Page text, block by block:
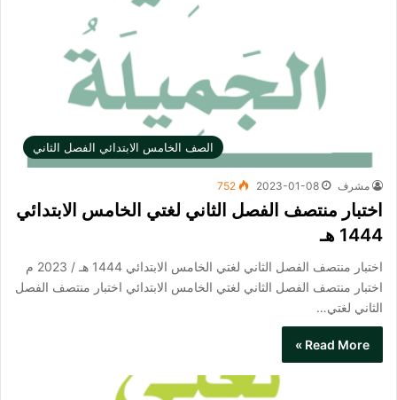
الصف الخامس الابتدائي الفصل الثاني
مشرف 2023-01-08
752
اختبار منتصف الفصل الثاني لغتي الخامس الابتدائي
1444 هـ
اختبار منتصف الفصل الثاني لغتي الخامس الابتدائي 1444 هـ / 2023 م
اختبار منتصف الفصل الثاني لغتي الخامس الابتدائي​ اختبار منتصف الفصل
الثاني لغتي…
Read More »